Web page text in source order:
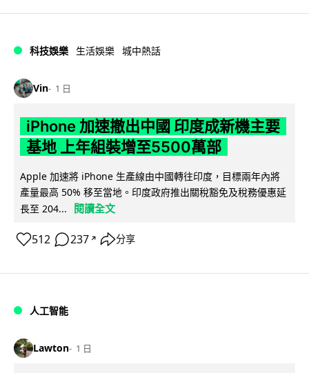
科技娛樂 生活娛樂 城中熱話
Vin 1 日
iPhone 加速撤出中國 印度成新機主要
基地 上年組裝增至5500萬部
Apple 加速將 iPhone 生產線由中國轉往印度，目標兩年內將
產量最高 50% 移至當地。印度政府推出關稅豁免及稅務優惠延
長至 204...
閱讀全文
512 237 ↗ 分享
人工智能
Lawton 1 日